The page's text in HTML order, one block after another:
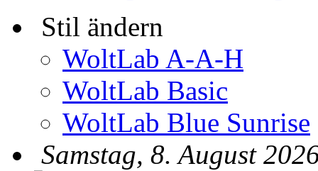
Stil ändern
WoltLab A-A-H
WoltLab Basic
WoltLab Blue Sunrise
Samstag, 8. August